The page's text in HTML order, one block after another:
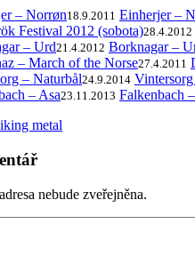
18.9.2011 Einherjer –
28.4.2012
21.4.2012 Borknagar –
27.4.2011
24.9.2014
23.11.2013 Falkenbach
metal
nebude zveřejněna.